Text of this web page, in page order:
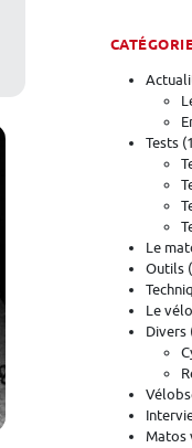
Tests
Le
Outils
Le
Divers
Matos